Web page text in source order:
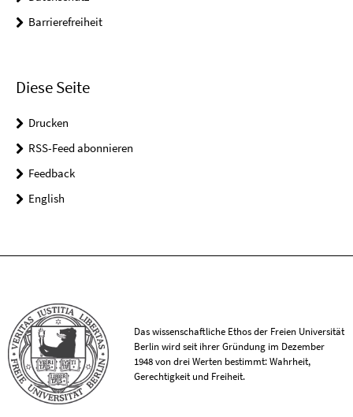
Barrierefreiheit
Diese Seite
Drucken
RSS-Feed abonnieren
Feedback
English
Das wissenschaftliche Ethos der Freien Universität
Berlin wird seit ihrer Gründung im Dezember
1948 von drei Werten bestimmt: Wahrheit,
Gerechtigkeit und Freiheit.